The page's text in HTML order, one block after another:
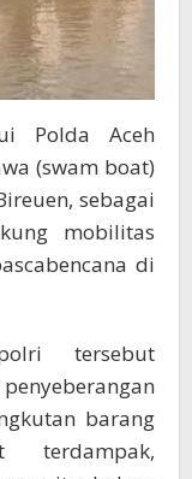
Polda Aceh
(swam boat)
sebagai
mobilitas
di
tersebut
barang
terdampak,